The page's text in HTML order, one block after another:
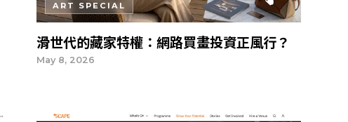
ART SPECIAL
滑世代的藏家特權：網路買畫投資正風行？
May 8, 2026